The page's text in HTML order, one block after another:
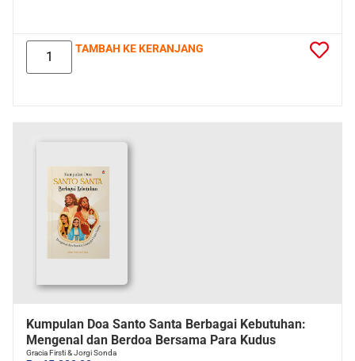
TAMBAH KE KERANJANG
Kumpulan Doa Santo Santa Berbagai Kebutuhan:
Mengenal dan Berdoa Bersama Para Kudus
Gracia Firsti & Jorgi Sonda